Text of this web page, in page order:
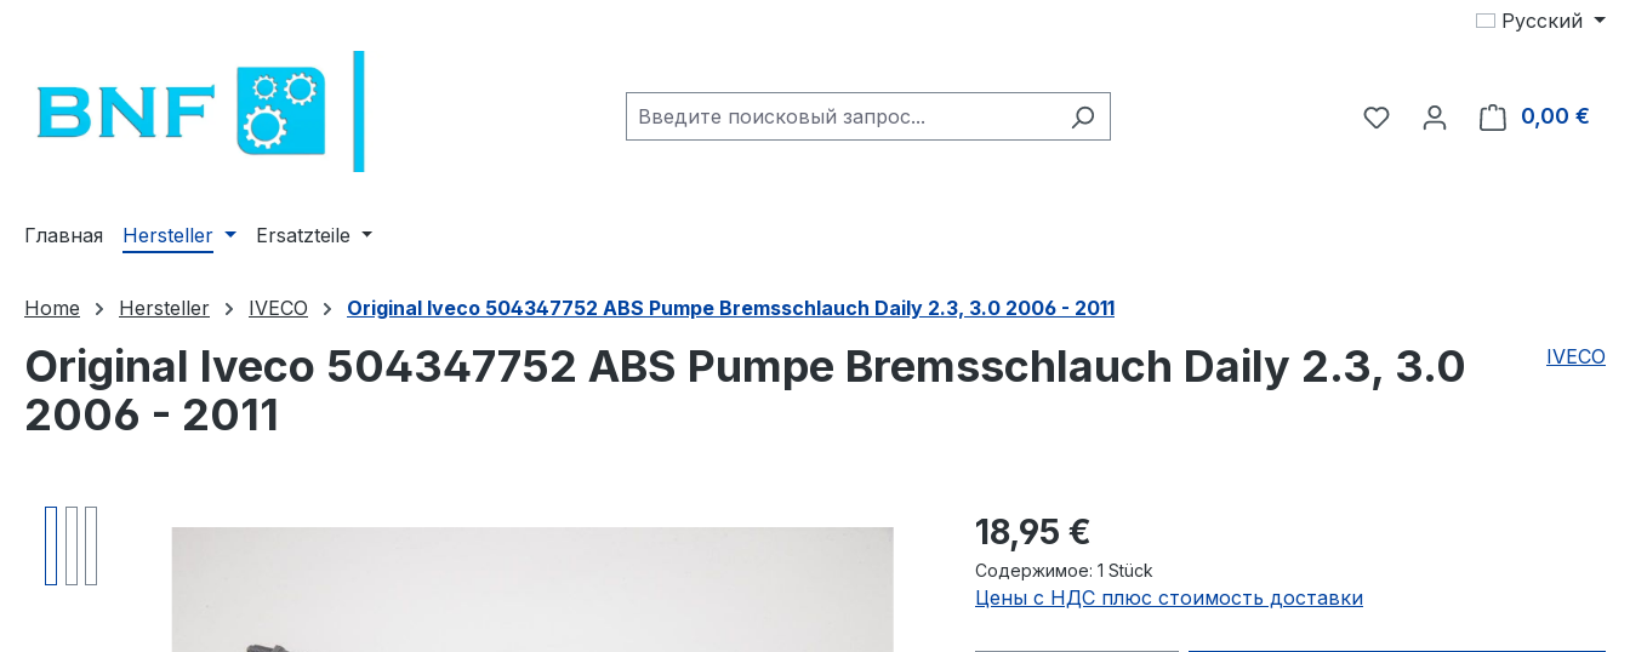
Русский
У вас есть товары из
0,00 €
Главная Hersteller Ersatzteile
Home Hersteller IVECO Original Iveco 504347752 ABS Pumpe Bremsschlauch Daily 2.3, 3.0 2006 - 2011
Original Iveco 504347752 ABS Pumpe Bremsschlauch Daily 2.3, 3.0
2006 - 2011
IVECO
Обычная цена:
18,95 €
Содержимое: 1 Stück
Цены с НДС плюс стоимость доставки